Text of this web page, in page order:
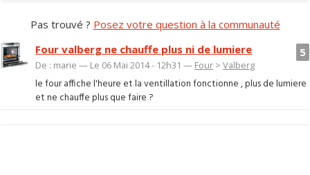
Pas trouvé ? Posez votre question à la communauté
5
Four valberg ne chauffe plus ni de lumiere
De : marie — Le 06 Mai 2014 - 12h31 — Four >Valberg
le four affiche l'heure et la ventillation fonctionne , plus de lumiere
et ne chauffe plus que faire ?